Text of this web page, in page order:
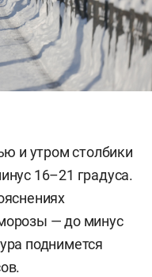
и утром столбики
16–21 градуса.
— до минус
поднимется